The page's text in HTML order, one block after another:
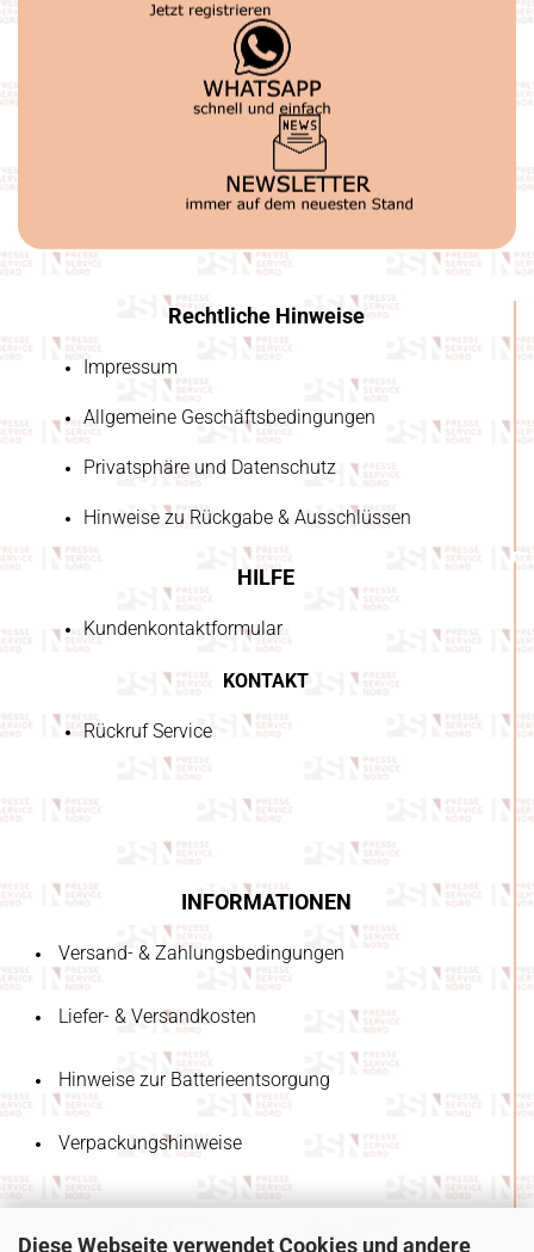
Diese Webseite verwendet Cookies und andere
Rechtliche Hinweise
Impressum
Allgemeine Geschäftsbedingungen
Privatsphäre und Datenschutz
Hinweise zu Rückgabe & Ausschlüssen
HILFE
Kundenkontaktformular
KONTAKT
Rückruf Service
INFORMATIONEN
Versand- & Zahlungsbedingungen
Liefer- & Versandkosten
Hinweise zur Batterieentsorgung
Verpackungshinweise